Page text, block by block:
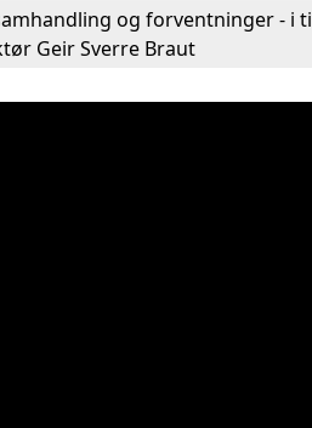
og forventninger - i
Geir Sverre Braut